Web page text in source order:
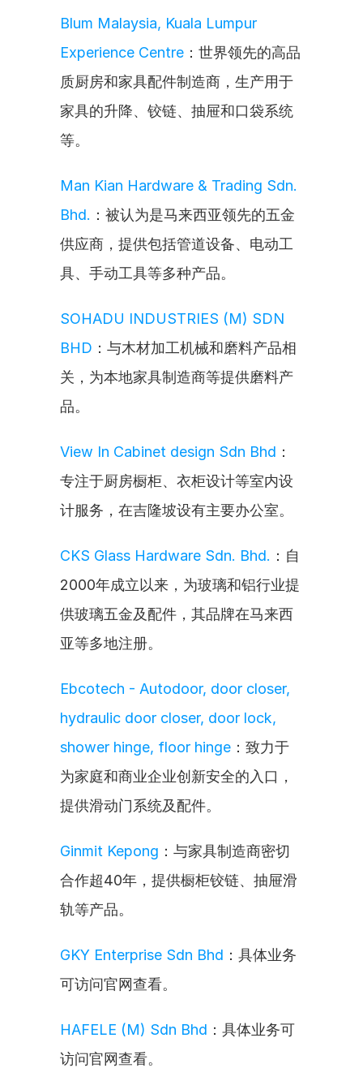
Blum Malaysia, Kuala Lumpur
Experience Centre ：世界领先的高品
质厨房和家具配件制造商，生产用于
家具的升降、铰链、抽屉和口袋系统
等。
Man Kian Hardware & Trading Sdn.
Bhd. ：被认为是马来西亚领先的五金
供应商，提供包括管道设备、电动工
具、手动工具等多种产品。
SOHADU INDUSTRIES (M) SDN
BHD ：与木材加工机械和磨料产品相
关，为本地家具制造商等提供磨料产
品。
View In Cabinet design Sdn Bhd ：
专注于厨房橱柜、衣柜设计等室内设
计服务，在吉隆坡设有主要办公室。
CKS Glass Hardware Sdn. Bhd. ：自
2000年成立以来，为玻璃和铝行业提
供玻璃五金及配件，其品牌在马来西
亚等多地注册。
Ebcotech - Autodoor, door closer,
hydraulic door closer, door lock,
shower hinge, floor hinge ：致力于
为家庭和商业企业创新安全的入口，
提供滑动门系统及配件。
Ginmit Kepong ：与家具制造商密切
合作超40年，提供橱柜铰链、抽屉滑
轨等产品。
GKY Enterprise Sdn Bhd ：具体业务
可访问官网查看。
HAFELE (M) Sdn Bhd ：具体业务可
访问官网查看。